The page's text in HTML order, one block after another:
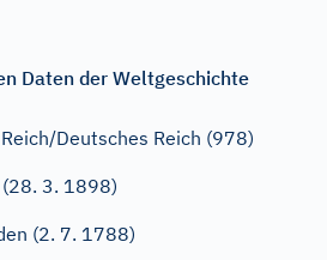
Daten der Weltgeschichte
Deutsches Reich (978)
3. 1898)
(2. 7. 1788)